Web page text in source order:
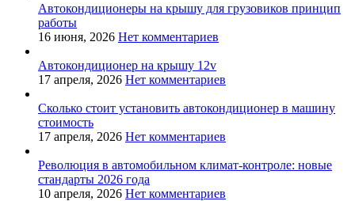
Автокондиционеры на крышу для грузовиков принцип
работы
16 июня, 2026 Нет комментариев
Автокондиционер на крышу 12v
17 апреля, 2026 Нет комментариев
Сколько стоит установить автокондиционер в машину
стоимость
17 апреля, 2026 Нет комментариев
Революция в автомобильном климат-контроле: новые
стандарты 2026 года
10 апреля, 2026 Нет комментариев